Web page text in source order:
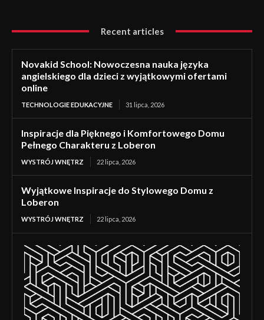
Recent articles
Novakid School: Nowoczesna nauka języka
angielskiego dla dzieci z wyjątkowymi ofertami
online
TECHNOLOGIE EDUKACYJNE 31 lipca, 2026
Inspiracje dla Pięknego i Komfortowego Domu
Pełnego Charakteru z Loberon
WYSTRÓJ WNĘTRZ 22 lipca, 2026
Wyjątkowe Inspiracje do Stylowego Domu z
Loberon
WYSTRÓJ WNĘTRZ 22 lipca, 2026